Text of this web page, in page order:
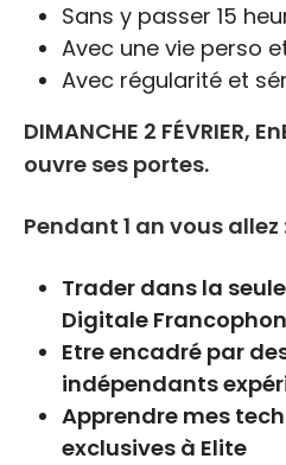
Sans y passer 15
Avec une vie perso
Avec régularité et
DIMANCHE 2 FÉVRIER,
ouvre ses portes.
Pendant 1 an vous allez
Trader dans la
Digitale
Etre encadré par
indépendants
Apprendre mes
exclusives à Elite